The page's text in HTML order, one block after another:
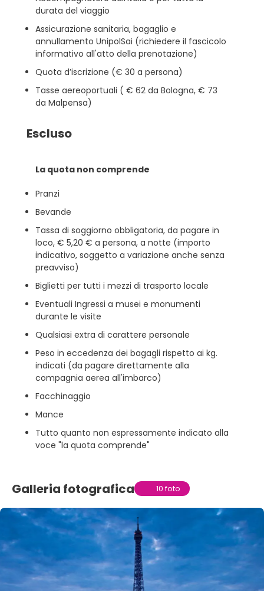
durata del viaggio
Assicurazione sanitaria, bagaglio e
annullamento UnipolSai (richiedere il fascicolo
informativo all'atto della prenotazione)
Quota d’iscrizione (€ 30 a persona)
Tasse aereoportuali ( € 62 da Bologna, € 73
da Malpensa)
Escluso
La quota non comprende
Pranzi
Bevande
Tassa di soggiorno obbligatoria, da pagare in
loco, € 5,20 € a persona, a notte (importo
indicativo, soggetto a variazione anche senza
preavviso)
Biglietti per tutti i mezzi di trasporto locale
Eventuali Ingressi a musei e monumenti
durante le visite
Qualsiasi extra di carattere personale
Peso in eccedenza dei bagagli rispetto ai kg.
indicati (da pagare direttamente alla
compagnia aerea all'imbarco)
Facchinaggio
Mance
Tutto quanto non espressamente indicato alla
voce "la quota comprende"
Galleria fotografica 10 foto